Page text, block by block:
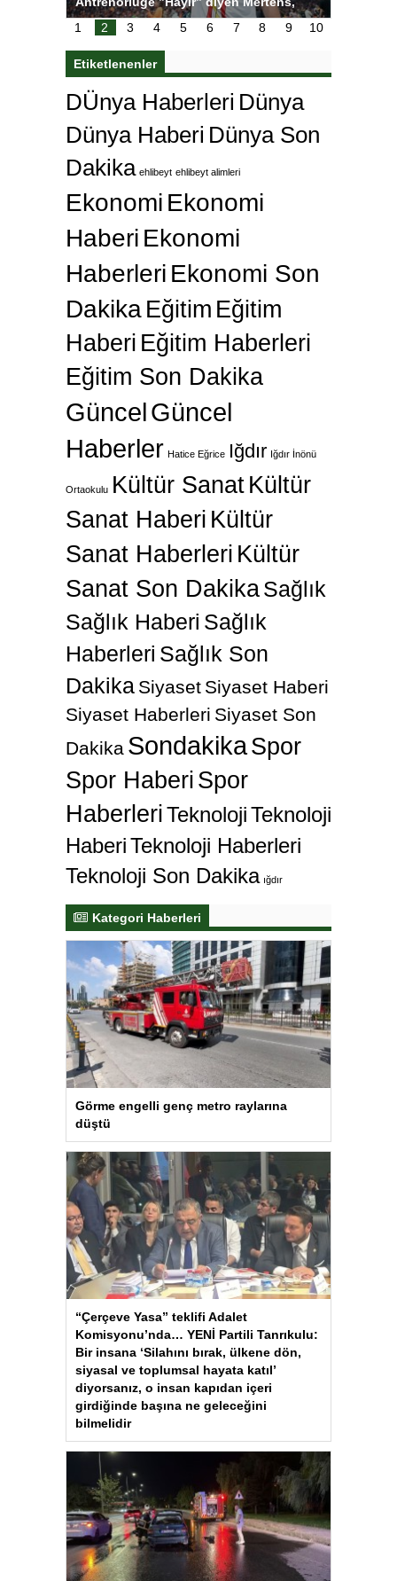
Galatasaray’dan bakın ne istedi
1
2 3 4 5 6 7 8 9 10
Etiketlenenler
DÜnya Haberleri Dünya
Dünya Haberi Dünya Son
Dakika ehlibeyt ehlibeyt alimleri
Ekonomi Ekonomi
Haberi Ekonomi
Haberleri Ekonomi Son
Dakika Eğitim Eğitim
Haberi Eğitim Haberleri
Eğitim Son Dakika
GüncelGüncel
Haberler Hatice Eğrice Iğdır Iğdır İnönü
Ortaokulu Kültür SanatKültür
Sanat Haberi Kültür
Sanat Haberleri Kültür
Sanat Son DakikaSağlık
Sağlık Haberi Sağlık
Haberleri Sağlık Son
Dakika Siyaset Siyaset Haberi
Siyaset Haberleri Siyaset Son
Dakika SondakikaSpor
Spor Haberi Spor
HaberleriTeknolojiTeknoloji
HaberiTeknoloji Haberleri
Teknoloji Son Dakika ığdır
Kategori Haberleri
Görme engelli genç metro raylarına
düştü
“Çerçeve Yasa” teklifi Adalet
Komisyonu’nda… YENİ Partili Tanrıkulu:
Bir insana ‘Silahını bırak, ülkene dön,
siyasal ve toplumsal hayata katıl’
diyorsanız, o insan kapıdan içeri
girdiğinde başına ne geleceğini
bilmelidir